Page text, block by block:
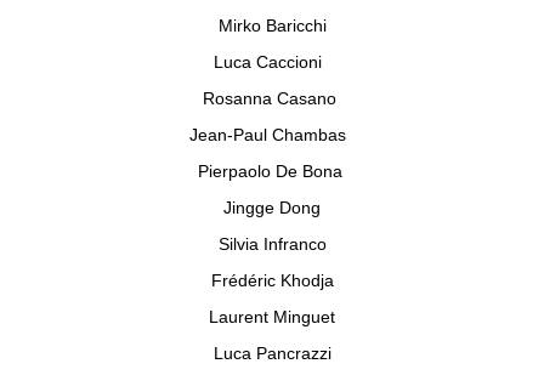
Mirko Baricchi
Luca Caccioni
Rosanna Casano
Jean-Paul Chambas
Pierpaolo De Bona
Jingge Dong
Silvia Infranco
Frédéric Khodja
Laurent Minguet
Luca Pancrazzi